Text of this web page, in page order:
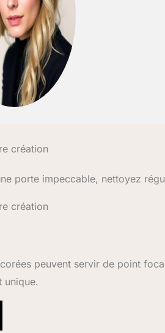
création
porte impeccable, nettoyez
création
peuvent servir de point
unique.